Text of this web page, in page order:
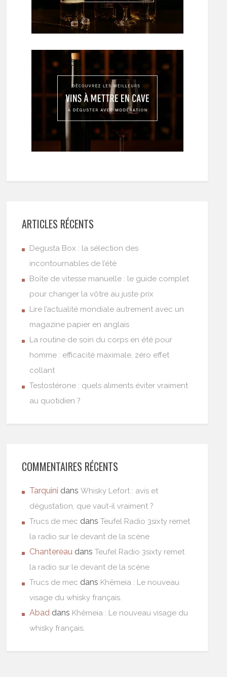
ARTICLES RÉCENTS
Degusta Box : la sélection des
incontournables de l’été
Boîte de vitesse manuelle : le guide complet
pour changer la vôtre au juste prix
Lire l’actualité mondiale autrement avec un
magazine papier en anglais
La routine de soin du corps en été pour
homme : efficacité maximale, zéro effet
collant
Testostérone : quels aliments éviter vraiment
au quotidien ?
COMMENTAIRES RÉCENTS
Tarquini dansWhisky Lefort : avis et
dégustation, que vaut-il vraiment ?
Trucs de mec dansTeufel Radio 3sixty remet
la radio sur le devant de la scène
Chantereau dansTeufel Radio 3sixty remet
la radio sur le devant de la scène
Trucs de mec dans Khêmeia : Le nouveau
visage du whisky français.
Abad dans Khêmeia : Le nouveau visage du
whisky français.